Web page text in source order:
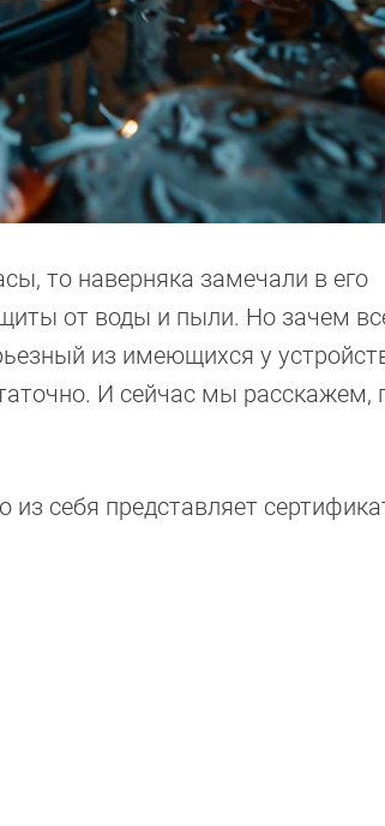
то наверняка замечали в его
от воды и пыли. Но зачем
из имеющихся у
И сейчас мы расскажем,
из себя представляет